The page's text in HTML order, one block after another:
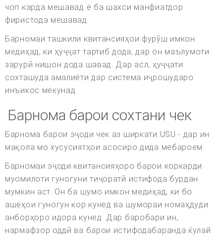
чоп карда мешавад ё ба шахси манфиатдор
фиристода мешавад.
Барномаи ташкили квитансияҳои фурӯш имкон
медиҳад, ки ҳуҷҷат тартиб дода, дар он маълумоти
зарурӣ нишон дода шавад. Дар асл, ҳуҷҷати
сохташуда амалиёти дар система иҷрошударо
инъикос мекунад.
Барнома барои сохтани чек
Барнома барои эҷоди чек аз ширкати USU - дар ин
мақола мо хусусиятҳои асосиро дида мебароем.
Барномаи эҷоди квитансияҳоро барои коркарди
муомилоти гуногуни тиҷоратӣ истифода бурдан
мумкин аст. Он ба шумо имкон медиҳад, ки бо
ашёҳои гуногун кор кунед ва шумораи номаҳдуди
анборҳоро идора кунед. Дар баробари ин,
нармафзор оддӣ ва барои истифодабаранда ќулай